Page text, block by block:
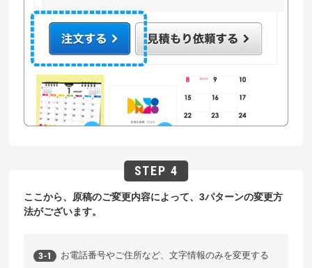
ここから、原稿のご変更内容によって、3パターンの変更方
法がございます。
お電話番号やご住所など、文字情報のみを変更する